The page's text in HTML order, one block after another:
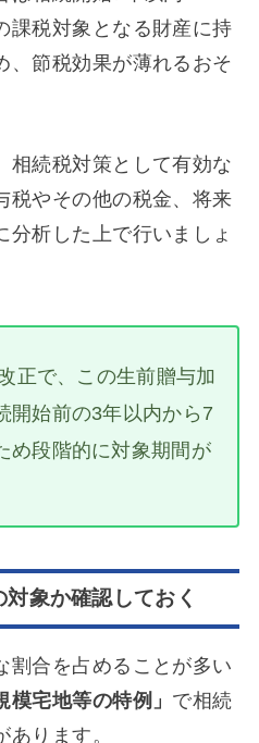
課税対象となる財産に持
、節税効果が薄れるおそ
相続税対策として有効な
税やその他の税金、将来
分析した上で行いましょ
正で、この生前贈与加
開始前の3年以内から7
め段階的に対象期間が
象か確認しておく
割合を占めることが多い
模宅地等の特例」 で相続
ります。